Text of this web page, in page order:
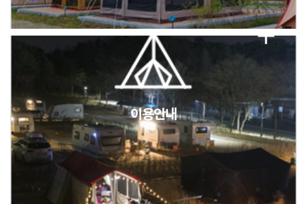
캠핑장(9월1일~6일) 미운영 공지
2026년 5월 캠핑장 안점 점검의 날 변경 안내
캠핑장(9월1일~6일) 미운영 공지
[6/1]전산시스템 점검 및 안정화에 따른 서비스 이용 제한 안내
이용안내